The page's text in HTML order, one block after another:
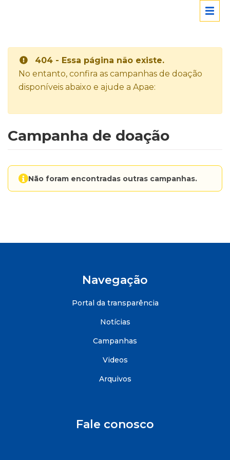
404 - Essa página não existe.
No entanto, confira as campanhas de doação
disponíveis abaixo e ajude a Apae:
Campanha de doação
Não foram encontradas outras campanhas.
Navegação
Portal da transparência
Notícias
Campanhas
Videos
Arquivos
Fale conosco